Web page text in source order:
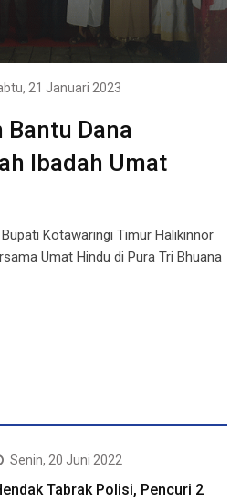
21 Januari 2023
Dana
Ibadah Umat
Bupati Kotawaringi Timur Halikinnor
Umat Hindu di Pura Tri Bhuana
Senin, 20 Juni 2022
Tabrak Polisi, Pencuri 2